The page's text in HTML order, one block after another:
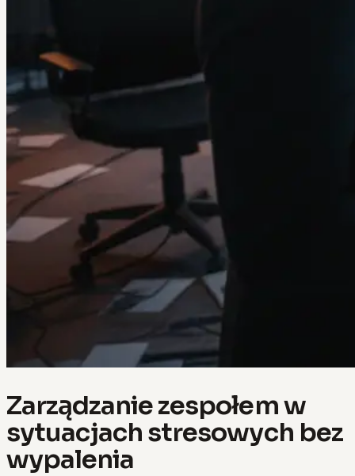
Zarządzanie zespołem w
sytuacjach stresowych bez
wypalenia